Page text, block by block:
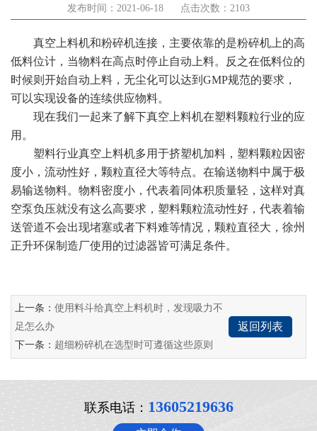
发布时间：2021-06-18 点击次数：2103
真空上料机和粉碎机连接，主要依靠的是粉碎机上的高
低料位计，当物料在高点时停止自动上料。反之在低料位的
时候则开始自动上料，无尘化可以达到GMP规范的要求，
可以实现设备的连续供应物料。
现在我们一起来了解下真空上料机在塑料颗粒行业的应
用。
塑料行业真空上料机多用于挤塑机加料，塑料颗粒因密
度小，流动性好，颗粒直径大等特点。在输送物料中属于极
易输送物料。物料密度小，代表着同体积质量轻，这样对真
空泵负压就没有这么高要求，塑料颗粒流动性好，代表着输
送管道不会出现堵塞或者下料难等情况，颗粒直径大，徐州
正升环保制造厂使用的过滤器皆可满足条件。
上一条： 使用料斗给真空上料机时，发现吸力不
足怎么办
下一条： 超细粉碎机在选型时可遵循这些原则
返回列表
联系电话： 13605219636